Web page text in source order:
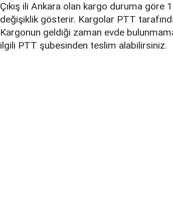
Çıkış ili Ankara olan kargo duruma göre
değişiklik gösterir. Kargolar PTT
Kargonun geldiği zaman evde
ilgili PTT şubesinden teslim alabilirsiniz.